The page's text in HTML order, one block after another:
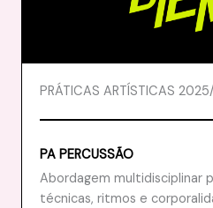
PRÁTICAS ARTÍSTICAS
PA PERCUSSÃO
Abordagem multidisciplinar
técnicas, ritmos e